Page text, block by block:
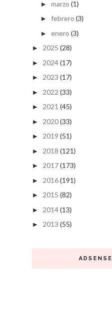
► marzo (1)
► febrero (3)
► enero (3)
► 2025 (28)
► 2024(17)
► 2023 (17)
► 2022 (33)
► 2021 (45)
► 2020(33)
► 2019 (51)
► 2018 (121)
► 2017(173)
► 2016(191)
► 2015 (82)
► 2014(13)
► 2013 (55)
ADSENSE